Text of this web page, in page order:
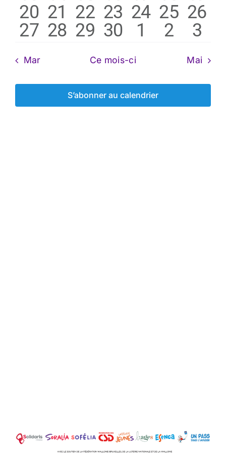
évènements
évènement
évènement
évènement
évènement
1
évènement
20 1
évènement
21 1
évènement
22 0
évènements
23 0
24 0
25 0
26
0
évènements
27 0
évènements
28 1
évènement
29 0
évènements
30
0
1
0
2
0
3
Mar Ce mois-ci Mai
S’abonner au calendrier